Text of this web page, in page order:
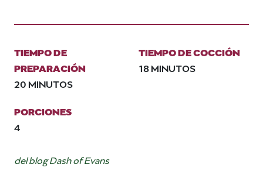
TIEMPO DE
PREPARACIÓN
20 MINUTOS
TIEMPO DE COCCIÓN
18 MINUTOS
PORCIONES
4
del blog Dash of Evans